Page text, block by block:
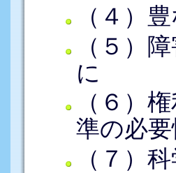
（４）
（５）
に
（６）
準の必要
（７）